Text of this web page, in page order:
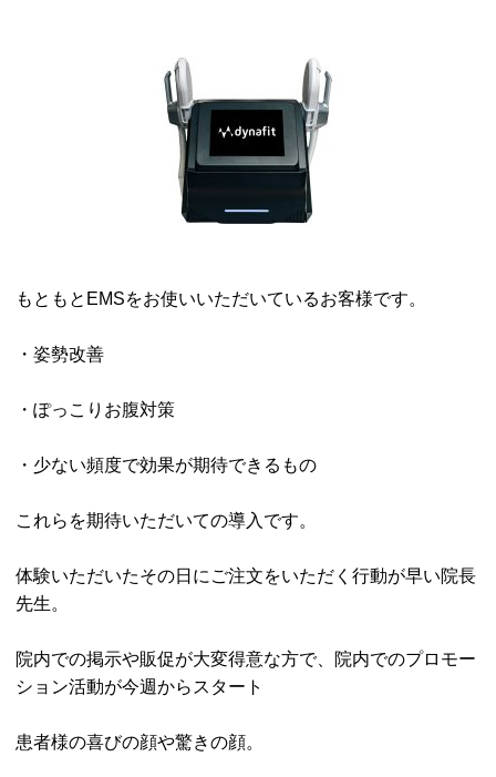
もともとEMSをお使いいただいているお客様です。
・姿勢改善
・ぽっこりお腹対策
・少ない頻度で効果が期待できるもの
これらを期待いただいての導入です。
体験いただいたその日にご注文をいただく行動が早い院長
先生。
院内での掲示や販促が大変得意な方で、院内でのプロモー
ション活動が今週からスタート
患者様の喜びの顔や驚きの顔。